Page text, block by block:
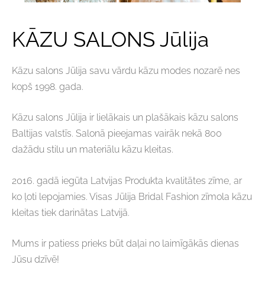
KĀZU SALONS Jūlija
Kāzu salons Jūlija savu vārdu kāzu modes nozarē nes
kopš 1998. gada.
Kāzu salons Jūlija ir lielākais un plašākais kāzu salons
Baltijas valstīs. Salonā pieejamas vairāk nekā 800
dažādu stilu un materiālu kāzu kleitas.
2016. gadā iegūta Latvijas Produkta kvalitātes zīme, ar
ko ļoti lepojamies. Visas Jūlija Bridal Fashion zīmola kāzu
kleitas tiek darinātas Latvijā.
Mums ir patiess prieks būt daļai no laimīgākās dienas
Jūsu dzīvē!